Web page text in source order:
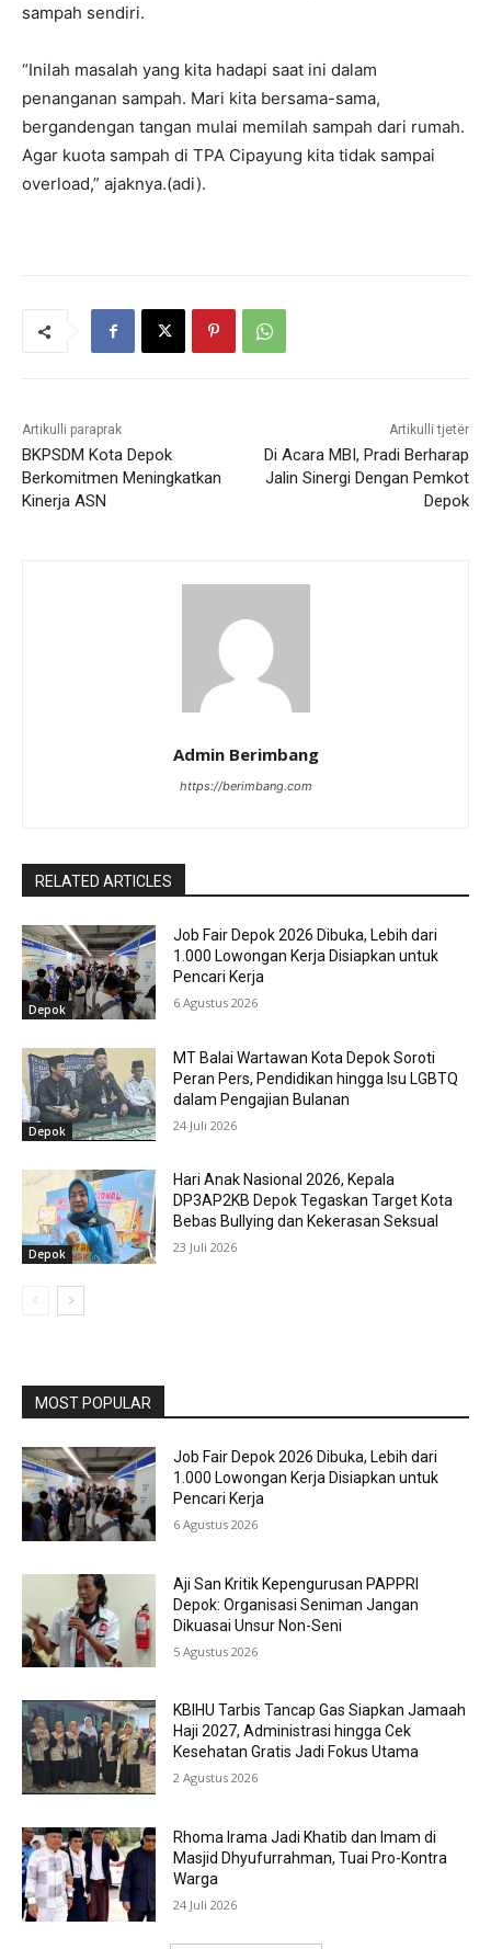
sampah sendiri.
“Inilah masalah yang kita hadapi saat ini dalam
penanganan sampah. Mari kita bersama-sama,
bergandengan tangan mulai memilah sampah dari rumah.
Agar kuota sampah di TPA Cipayung kita tidak sampai
overload,” ajaknya.(adi).
Artikulli paraprak
BKPSDM Kota Depok
Berkomitmen Meningkatkan
Kinerja ASN
Artikulli tjetër
Di Acara MBI, Pradi Berharap
Jalin Sinergi Dengan Pemkot
Depok
Admin Berimbang
https://berimbang.com
RELATED ARTICLES
Depok
Job Fair Depok 2026 Dibuka, Lebih dari
1.000 Lowongan Kerja Disiapkan untuk
Pencari Kerja
6 Agustus 2026
Depok
MT Balai Wartawan Kota Depok Soroti
Peran Pers, Pendidikan hingga Isu LGBTQ
dalam Pengajian Bulanan
24 Juli 2026
Depok
Hari Anak Nasional 2026, Kepala
DP3AP2KB Depok Tegaskan Target Kota
Bebas Bullying dan Kekerasan Seksual
23 Juli 2026
MOST POPULAR
Job Fair Depok 2026 Dibuka, Lebih dari
1.000 Lowongan Kerja Disiapkan untuk
Pencari Kerja
6 Agustus 2026
Aji San Kritik Kepengurusan PAPPRI
Depok: Organisasi Seniman Jangan
Dikuasai Unsur Non-Seni
5 Agustus 2026
KBIHU Tarbis Tancap Gas Siapkan Jamaah
Haji 2027, Administrasi hingga Cek
Kesehatan Gratis Jadi Fokus Utama
2 Agustus 2026
Rhoma Irama Jadi Khatib dan Imam di
Masjid Dhyufurrahman, Tuai Pro-Kontra
Warga
24 Juli 2026